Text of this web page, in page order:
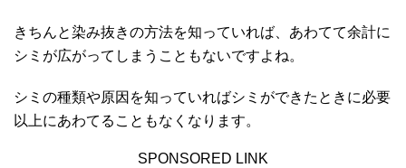
きちんと染み抜きの方法を知っていれば、あわてて余計に
シミが広がってしまうこともないですよね。
シミの種類や原因を知っていればシミができたときに必要
以上にあわてることもなくなります。
SPONSORED LINK